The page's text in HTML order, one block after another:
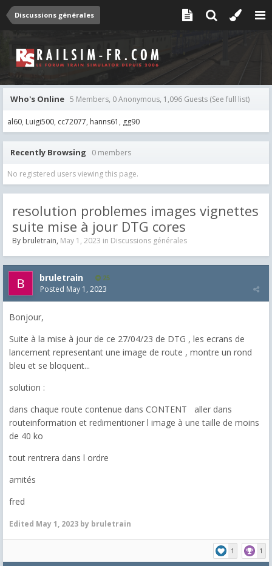
Discussions générales
Who's Online 5 Members, 0 Anonymous, 1,096 Guests (See full list)
al60 Luigi500 cc72077 hanns61 gg90
Recently Browsing 0 members
No registered users viewing this page.
resolution problemes images vignettes
suite mise à jour DTG cores
By bruletrain, May 1, 2023 in Discussions générales
bruletrain 25
Posted May 1, 2023
Bonjour,
Suite à la mise à jour de ce 27/04/23 de DTG , les ecrans de
lancement representant une image de route , montre un rond
bleu et se bloquent...
solution :
dans chaque route contenue dans CONTENT aller dans
routeinformation et redimentioner l image à une taille de moins
de 40 ko
tout rentrera dans l ordre
amités
fred
Edited May 1, 2023 by bruletrain
1 1